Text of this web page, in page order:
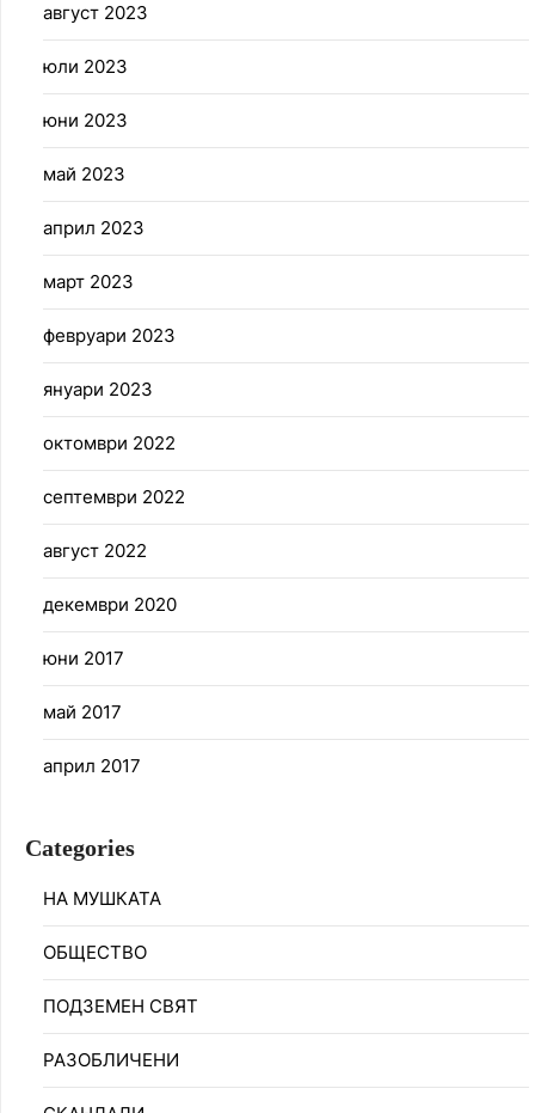
август 2023
юли 2023
юни 2023
май 2023
април 2023
март 2023
февруари 2023
януари 2023
октомври 2022
септември 2022
август 2022
декември 2020
юни 2017
май 2017
април 2017
Categories
НА МУШКАТА
ОБЩЕСТВО
ПОДЗЕМЕН СВЯТ
РАЗОБЛИЧЕНИ